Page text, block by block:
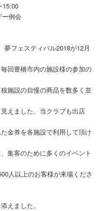
例会
フェスティバル2018が12月
回豊橋市内の施設様の参加の
施設の自慢の商品を数多く並
えました、当クラブも出店
金券を各施設で利用して頂け
集客のために多くのイベント
人以上のお客様が来場くださ
えました。